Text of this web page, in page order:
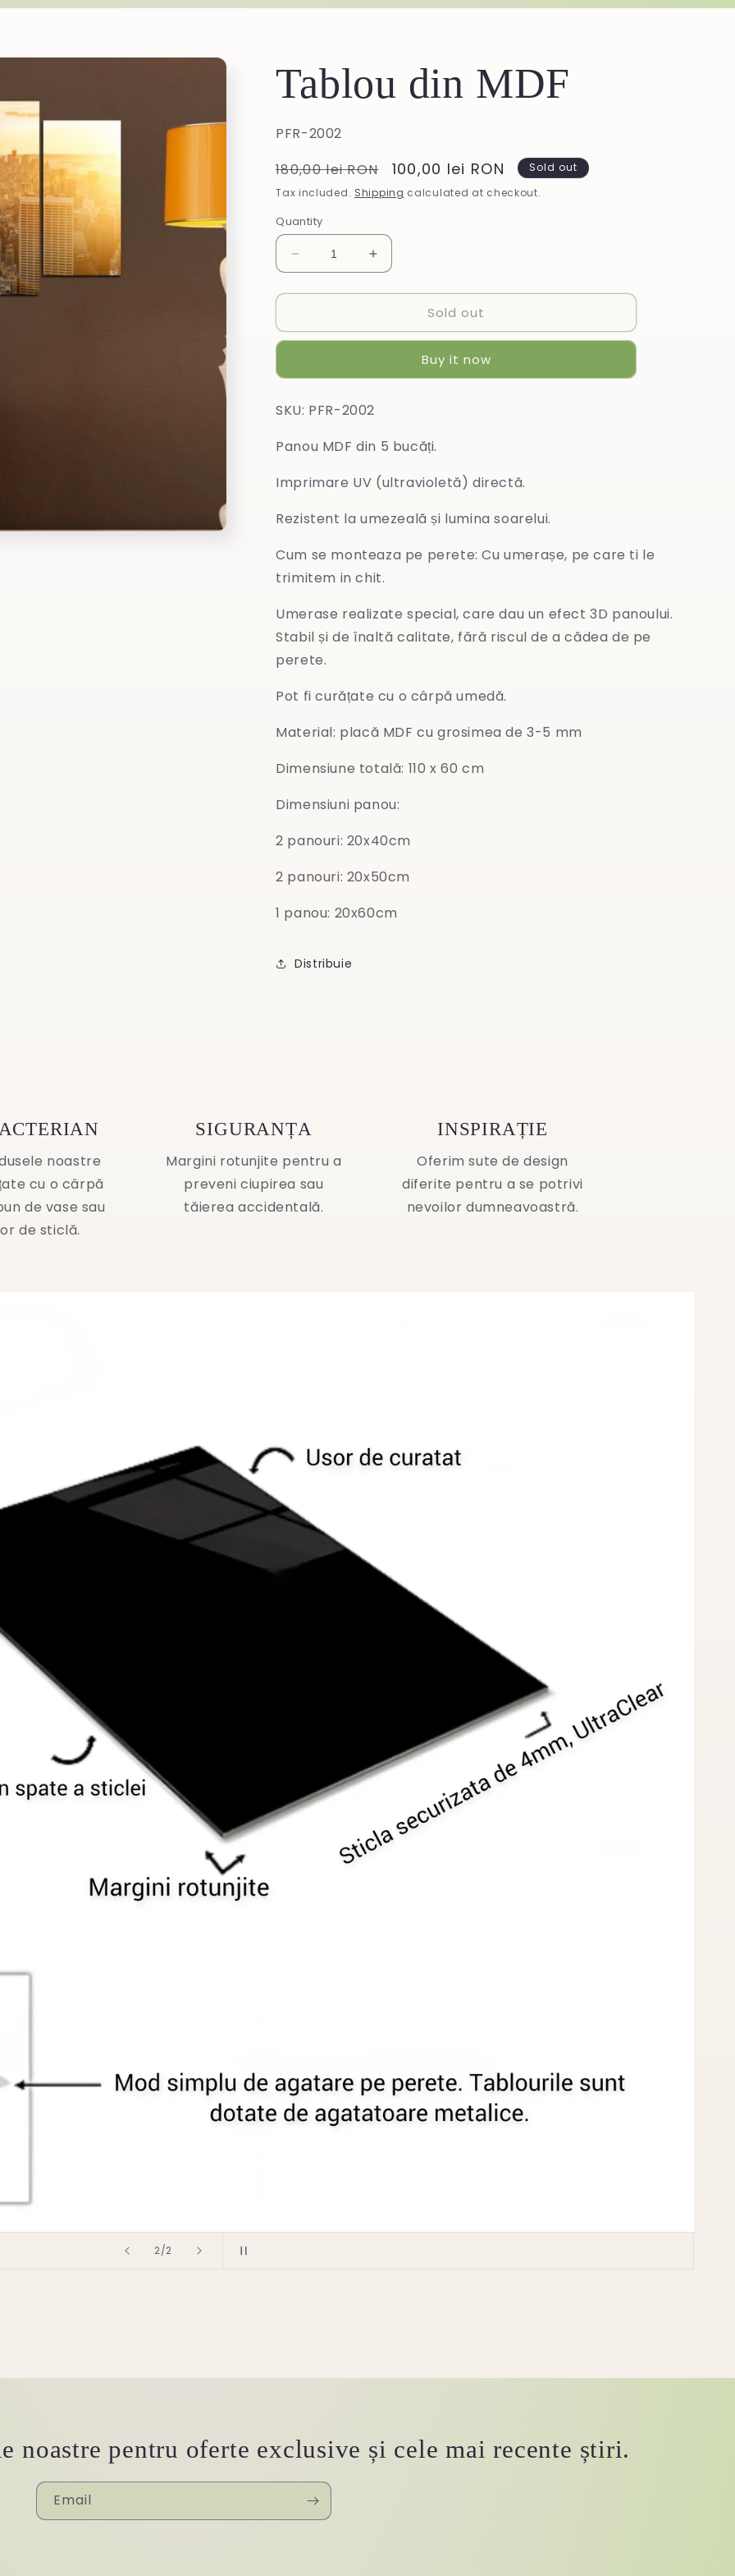
Tablou din MDF
SKU:
PFR-2002
Regular
price
180,00 lei RON
Sale
price
100,00 lei RON
Sold out
Tax included. Shipping calculated at checkout.
Quantity
Decrease
quantity
for
din
Increase
quantity
for
din
Sold out
Buy it now
SKU: PFR-2002
Panou MDF din 5 bucăți.
Imprimare UV (ultravioletă) directă.
Rezistent la umezeală și lumina soarelui.
Cum se monteaza pe perete: Cu umerașe, pe care ti le
trimitem in chit.
Umerase realizate special, care dau un efect 3D panoului.
Stabil și de înaltă calitate, fără riscul de a cădea de pe
perete.
Pot fi curățate cu o cârpă umedă.
Material: placă MDF cu grosimea de 3-5 mm
Dimensiune totală: 110 x 60 cm
Dimensiuni panou:
2 panouri: 20x40cm
2 panouri: 20x50cm
1 panou: 20x60cm
Distribuie
noastre
cu o cârpă
de vase sau
de sticlă.
SIGURANȚA
Margini rotunjite pentru a
preveni ciupirea sau
tăierea accidentală.
INSPIRAȚIE
Oferim sute de design
diferite pentru a se potrivi
nevoilor dumneavoastră.
1/of
2
noastre pentru oferte exclusive și cele mai recente știri.
Email